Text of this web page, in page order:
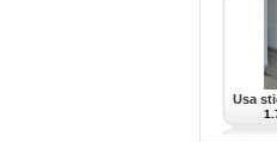
Usa